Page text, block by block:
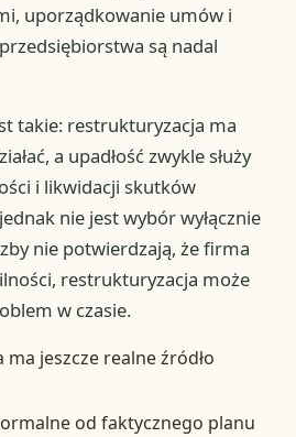
uporządkowanie umów i
są nadal
takie: restrukturyzacja ma
a upadłość zwykle służy
i likwidacji skutków
nie jest wybór wyłącznie
nie potwierdzają, że firma
restrukturyzacja może
w czasie.
jeszcze realne źródło
od faktycznego planu